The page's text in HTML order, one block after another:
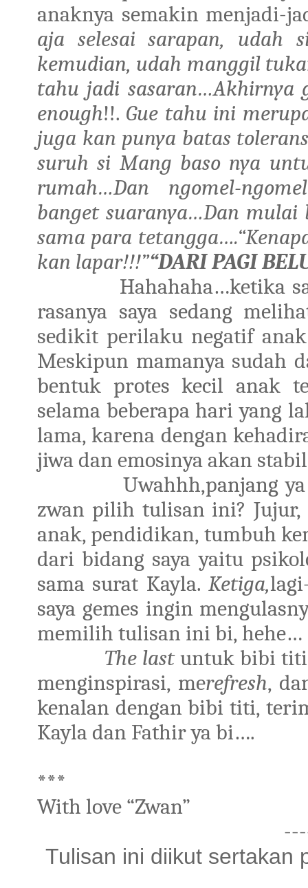
anaknya semakin menjadi-
aja selesai sarapan, udah
kemudian, udah manggil
tahu jadi sasaran…Akhirnya
enough!!. Gue tahu ini
juga kan punya batas
suruh si Mang baso nya
rumah…Dan ngomel-
banget suaranya…Dan
sama para
kan lapar!!!”“DARI PAGI
Hahahaha…ketika
rasanya saya sedang
sedikit perilaku negatif
Meskipun mamanya sudah
bentuk protes kecil anak
selama beberapa hari yang
lama, karena dengan
jiwa dan emosinya akan
Uwahhh,panjang
zwan pilih tulisan ini? Jujur,
anak, pendidikan, tumbuh
dari bidang saya yaitu
sama surat Kayla. Ketiga,
saya gemes ingin
memilih tulisan ini bi, hehe…
The lastuntuk bibi titi
menginspirasi, merefresh,
kenalan dengan bibi titi,
Kayla dan Fathir ya bi….
***
With love “Zwan”
Tulisan ini diikut sertakan